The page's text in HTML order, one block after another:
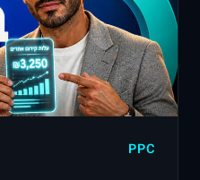
PPC